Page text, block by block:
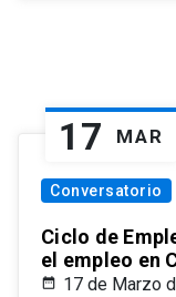
17 MAR
Conversatorio
Ciclo de
el empleo en
17 de Marzo